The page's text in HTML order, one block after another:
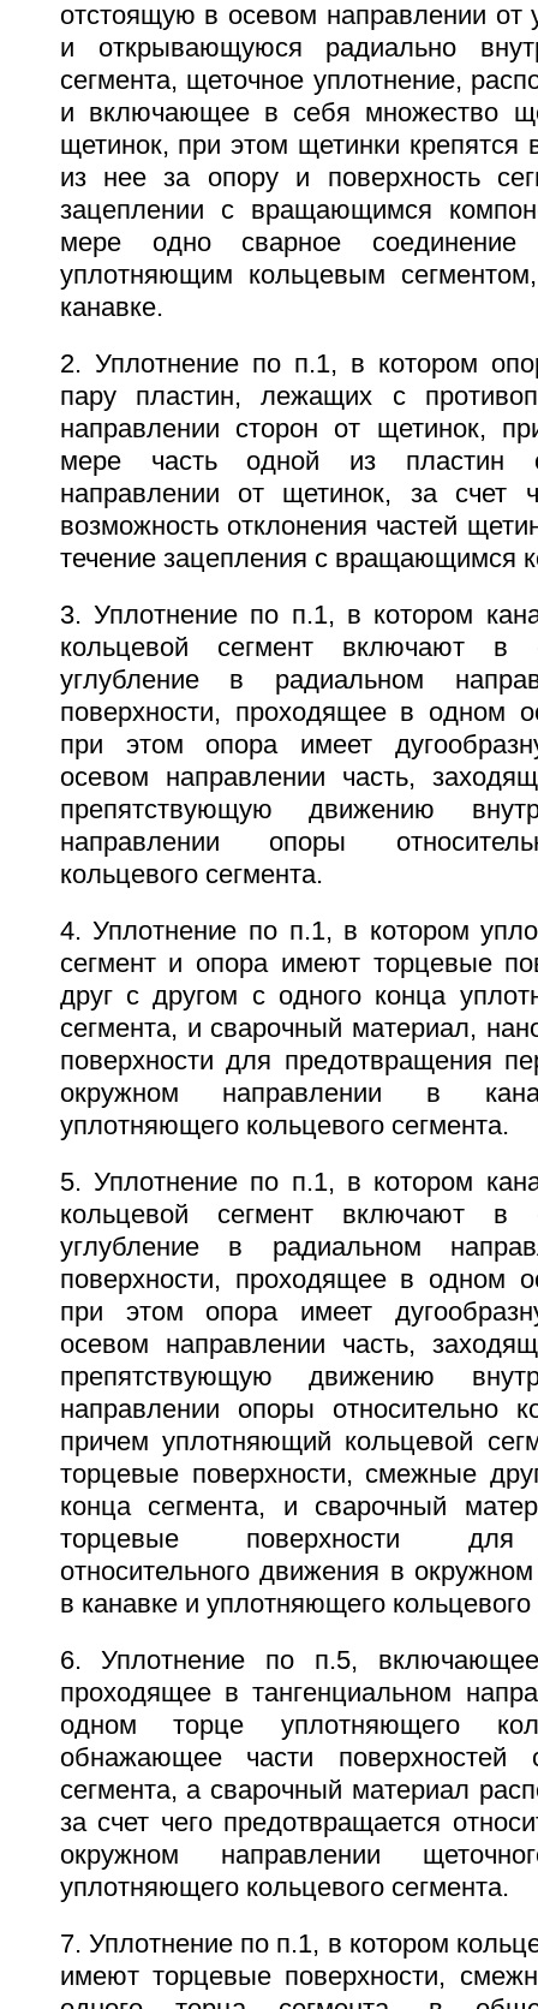
отстоящую в осевом направлении от
и открывающуюся радиально
сегмента, щеточное уплотнение,
и включающее в себя множество
щетинок, при этом щетинки крепятся
из нее за опору и поверхность
зацеплении с вращающимся
мере одно сварное
уплотняющим кольцевым
канавке.
2. Уплотнение по п.1, в котором
пару пластин, лежащих с
направлении сторон от щетинок,
мере часть одной из пластин
направлении от щетинок, за счет
возможность отклонения частей
течение зацепления с вращающимся
3. Уплотнение по п.1, в котором
кольцевой сегмент включают в
углубление в радиальном
поверхности, проходящее в одном
при этом опора имеет
осевом направлении часть,
препятствующую движению
направлении опоры
кольцевого сегмента.
4. Уплотнение по п.1, в котором
сегмент и опора имеют торцевые
друг с другом с одного конца
сегмента, и сварочный материал,
поверхности для предотвращения
окружном направлении в
уплотняющего кольцевого сегмента.
5. Уплотнение по п.1, в котором
кольцевой сегмент включают в
углубление в радиальном
поверхности, проходящее в одном
при этом опора имеет
осевом направлении часть,
препятствующую движению
направлении опоры относительно
причем уплотняющий кольцевой
торцевые поверхности, смежные
конца сегмента, и сварочный
торцевые поверхности для
относительного движения в
в канавке и уплотняющего кольцевого
6. Уплотнение по п.5,
проходящее в тангенциальном
одном торце уплотняющего
обнажающее части поверхностей
сегмента, а сварочный материал
за счет чего предотвращается
окружном направлении
уплотняющего кольцевого сегмента.
7. Уплотнение по п.1, в котором
имеют торцевые поверхности,